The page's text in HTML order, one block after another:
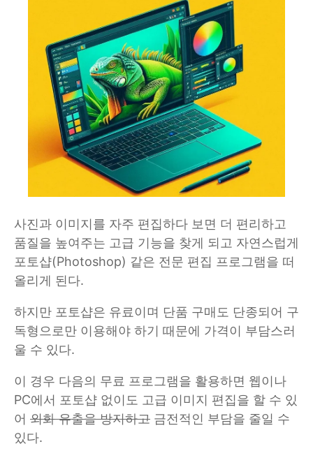
사진과 이미지를 자주 편집하다 보면 더 편리하고
품질을 높여주는 고급 기능을 찾게 되고 자연스럽게
포토샵(Photoshop) 같은 전문 편집 프로그램을 떠
올리게 된다.
하지만 포토샵은 유료이며 단품 구매도 단종되어 구
독형으로만 이용해야 하기 때문에 가격이 부담스러
울 수 있다.
이 경우 다음의 무료 프로그램을 활용하면 웹이나
PC에서 포토샵 없이도 고급 이미지 편집을 할 수 있
어 외화 유출을 방지하고 금전적인 부담을 줄일 수
있다.